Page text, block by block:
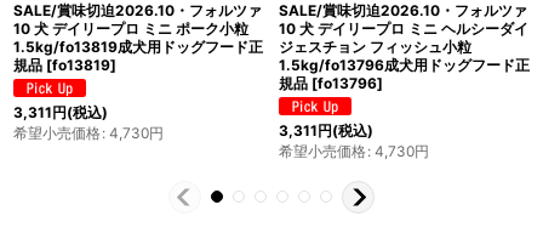
SALE/賞味切迫2026.10・フォルツァ
10 犬 デイリープロ ミニ ヘルシーダイ
ジェスチョン フィッシュ小粒
600g/fo72155成犬用ドッグフード正
規品 [fo72155
1,386円(税込)
最短賞味2027.2・フォルツァ10 犬 デ
イリープロ ミニ ラム小粒
600g/fo72117成犬用ドッグフード正
規品 [fo72117]
1,980円(税込)
希望小売価格: